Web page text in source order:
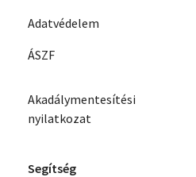
Adatvédelem
ÁSZF
Akadálymentesítési
nyilatkozat
Segítség